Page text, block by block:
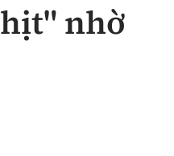
Chứng khoán
nhờ